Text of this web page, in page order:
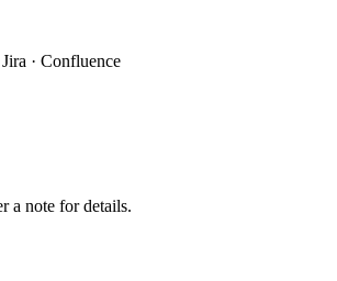
· Confluence
a note for details.